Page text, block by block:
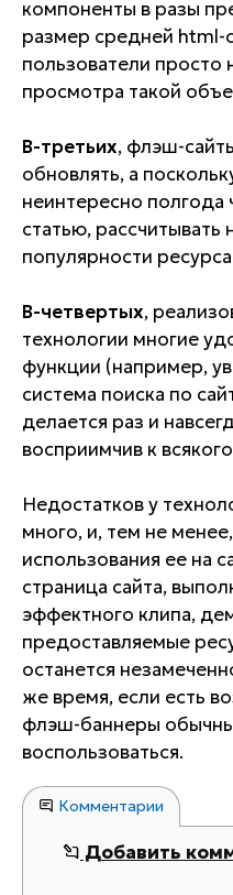
компоненты в разы
размер средней html-
пользователи просто
просмотра такой
В-третьих, флэш-
обновлять, а
неинтересно полгода
статью,
популярности
В-четвертых,
технологии многие
функции (например,
система поиска по
делается раз и
восприимчив к
Недостатков у
много, и, тем не
использования ее на
страница сайта,
эффектного клипа,
предоставляемые
останется
же время, если есть
флэш-баннеры
воспользоваться.
Комментарии
Добавить